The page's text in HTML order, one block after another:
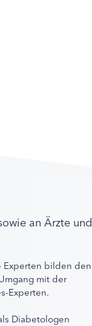
an Ärzte und
Experten bilden den
mit der
Experten.
Diabetologen